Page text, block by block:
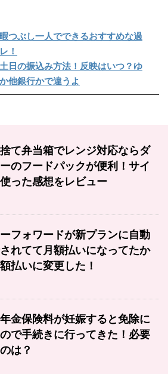
つぶし一人でできるおすすめな過
！
日の振込み方法！反映はいつ？ゆ
他銀行かで違うよ
て弁当箱でレンジ対応ならダ
のフードパックが便利！サイ
った感想をレビュー
フォワードが新プランに自動
れてて月額払いになってたか
払いに変更した！
金保険料が妊娠すると免除に
で手続きに行ってきた！必要
は？